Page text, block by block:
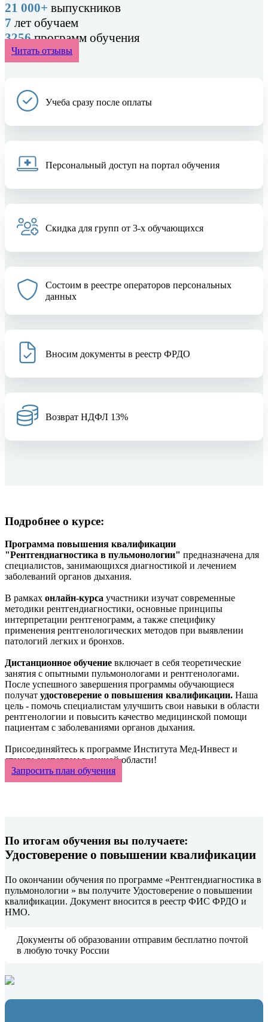
21 000+ выпускников
7 лет обучаем
3256программ обучения
Читать отзывы
Учеба сразу после оплаты
Персональный доступ на портал обучения
Скидка для групп от 3-х обучающихся
Состоим в реестре операторов персональных
данных
Вносим документы в реестр ФРДО
Возврат НДФЛ 13%
Подробнее о курсе:
Программа повышения квалификации
"Рентгендиагностика в пульмонологии" предназначена для
специалистов, занимающихся диагностикой и лечением
заболеваний органов дыхания.
В рамках онлайн-курса участники изучат современные
методики рентгендиагностики, основные принципы
интерпретации рентгенограмм, а также специфику
применения рентгенологических методов при выявлении
патологий легких и бронхов.
Дистанционное обучение включает в себя теоретические
занятия с опытными пульмонологами и рентгенологами.
После успешного завершения программы обучающиеся
получат удостоверение о повышения квалификации. Наша
цель - помочь специалистам улучшить свои навыки в области
рентгенологии и повысить качество медицинской помощи
пациентам с заболеваниями органов дыхания.
Присоединяйтесь к программе Института Мед-Инвест и
станьте экспертом в данной области!
Запросить план обучения
По итогам обучения вы получаете:
Удостоверение о повышении квалификации
По окончании обучения по программе «Рентгендиагностика в
пульмонологии » вы получите Удостоверение о повышении
квалификации. Документ вносится в реестр ФИС ФРДО и
НМО.
Документы об образовании отправим бесплатно почтой
в любую точку России